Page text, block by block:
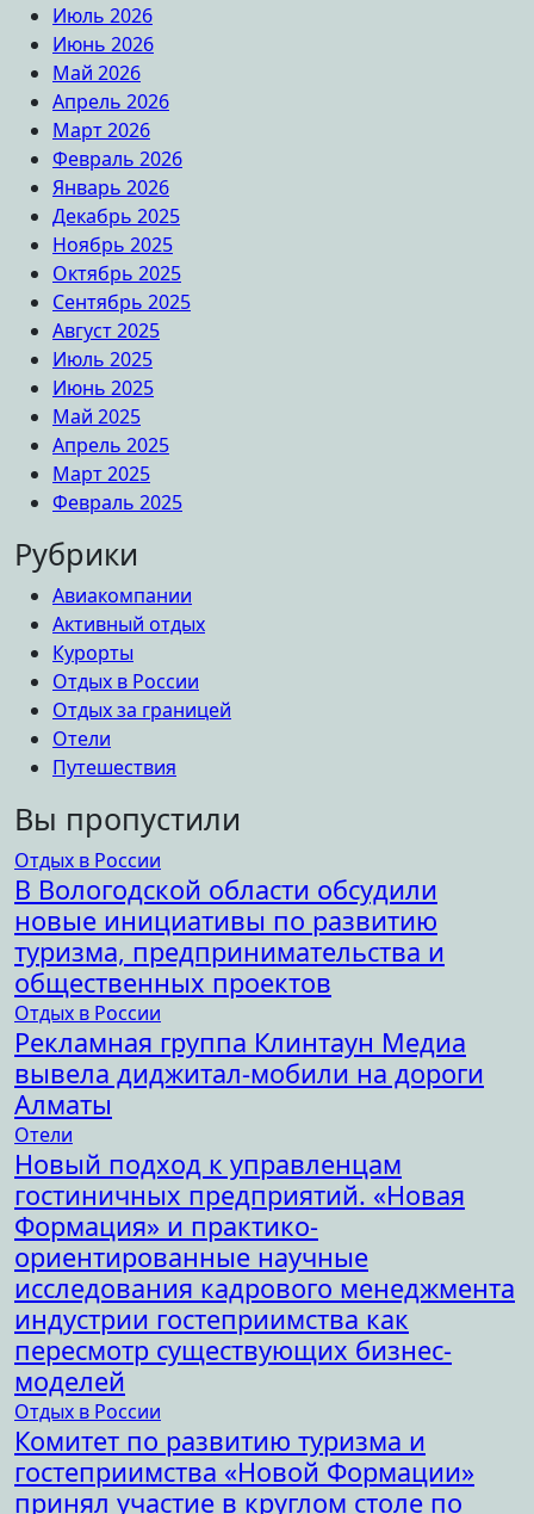
Июль 2026
Июнь 2026
Май 2026
Апрель 2026
Март 2026
Февраль 2026
Январь 2026
Декабрь 2025
Ноябрь 2025
Октябрь 2025
Сентябрь 2025
Август 2025
Июль 2025
Июнь 2025
Май 2025
Апрель 2025
Март 2025
Февраль 2025
Рубрики
Авиакомпании
Активный отдых
Курорты
Отдых в России
Отдых за границей
Отели
Путешествия
Вы пропустили
Отдых в России
В Вологодской области обсудили
новые инициативы по развитию
туризма, предпринимательства и
общественных проектов
Отдых в России
Рекламная группа Клинтаун Медиа
вывела диджитал-мобили на дороги
Алматы
Отели
Новый подход к управленцам
гостиничных предприятий. «Новая
Формация» и практико-
ориентированные научные
исследования кадрового менеджмента
индустрии гостеприимства как
пересмотр существующих бизнес-
моделей
Отдых в России
Комитет по развитию туризма и
гостеприимства «Новой Формации»
принял участие в круглом столе по